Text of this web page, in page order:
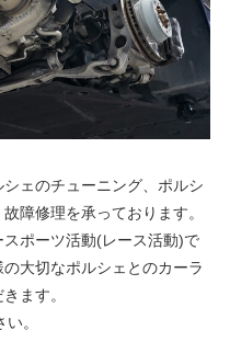
ェのチューニング、ポルシ
障修理を承っております。
ポーツ活動(レース活動)で
大切なポルシェとのカーラ
ます。
。